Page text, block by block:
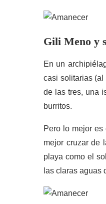
Gili Meno y
En un
casi solitarias (al
de las tres, una
burritos.
Pero lo mejor
mejor cruzar de
playa como el
las claras aguas